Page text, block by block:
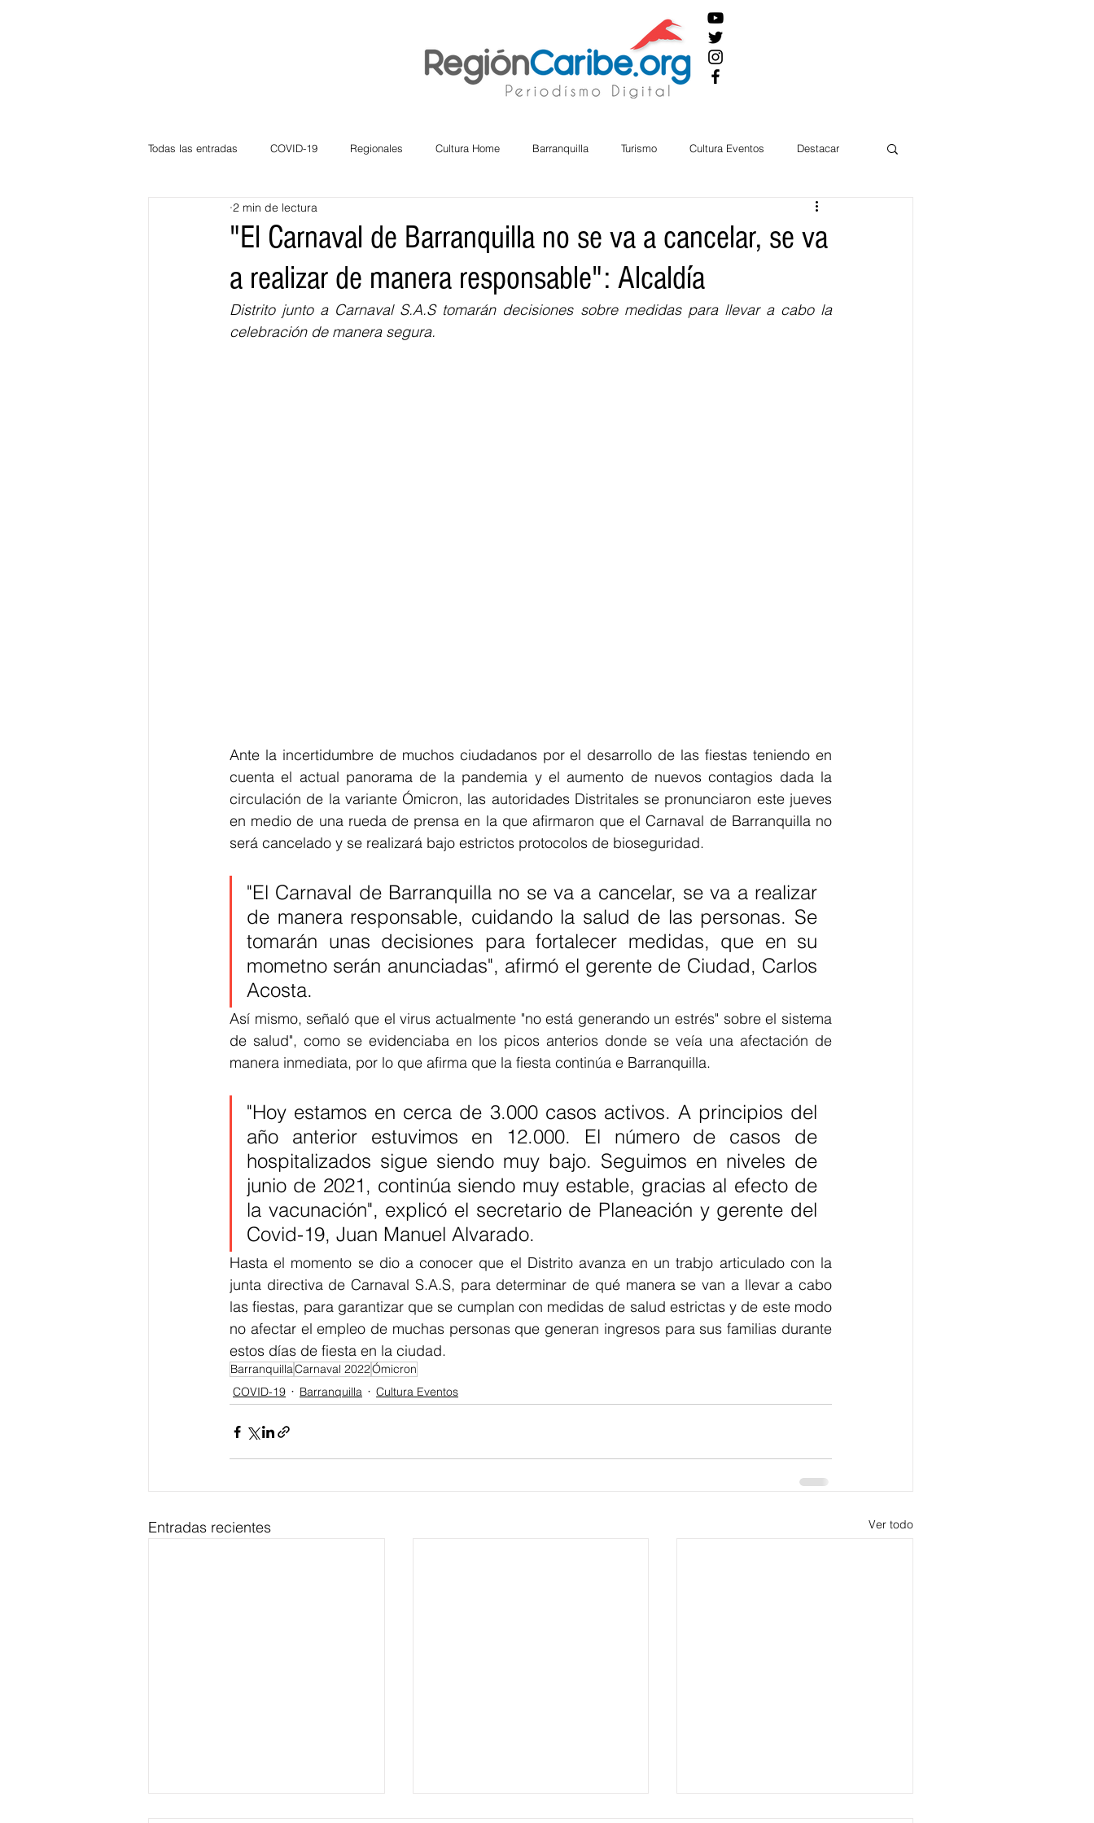
Todas las entradas COVID-19 Regionales Cultura Home Barranquilla Turismo Cultura Eventos Destacar
Atlántico
Bloggeros Hermanos Mayores Economía RAP CARIBE Política Documentos
BIENESTAR
"El Carnaval de Barranquilla no se va a cancelar, se va
a realizar de manera responsable": Alcaldía
2 min de lectura
Distrito junto a Carnaval S.A.S tomarán decisiones sobre medidas para llevar a cabo la
celebración de manera segura.
Ante la incertidumbre de muchos ciudadanos por el desarrollo de las fiestas teniendo en
cuenta el actual panorama de la pandemia y el aumento de nuevos contagios dada la
circulación de la variante Ómicron, las autoridades Distritales se pronunciaron este jueves
en medio de una rueda de prensa en la que afirmaron que el Carnaval de Barranquilla no
será cancelado y se realizará bajo estrictos protocolos de bioseguridad.
"El Carnaval de Barranquilla no se va a cancelar, se va a realizar
de manera responsable, cuidando la salud de las personas. Se
tomarán unas decisiones para fortalecer medidas, que en su
mometno serán anunciadas", afirmó el gerente de Ciudad, Carlos
Acosta.
Así mismo, señaló que el virus actualmente "no está generando un estrés" sobre el sistema
de salud", como se evidenciaba en los picos anterios donde se veía una afectación de
manera inmediata, por lo que afirma que la fiesta continúa e Barranquilla.
"Hoy estamos en cerca de 3.000 casos activos. A principios del
año anterior estuvimos en 12.000. El número de casos de
hospitalizados sigue siendo muy bajo. Seguimos en niveles de
junio de 2021, continúa siendo muy estable, gracias al efecto de
la vacunación", explicó el secretario de Planeación y gerente del
Covid-19, Juan Manuel Alvarado.
Hasta el momento se dio a conocer que el Distrito avanza en un trabjo articulado con la
junta directiva de Carnaval S.A.S, para determinar de qué manera se van a llevar a cabo
las fiestas, para garantizar que se cumplan con medidas de salud estrictas y de este modo
no afectar el empleo de muchas personas que generan ingresos para sus familias durante
estos días de fiesta en la ciudad.
BarranquillaCarnaval 2022Ómicron
COVID-19
Barranquilla Cultura Eventos
Entradas recientes Ver todo